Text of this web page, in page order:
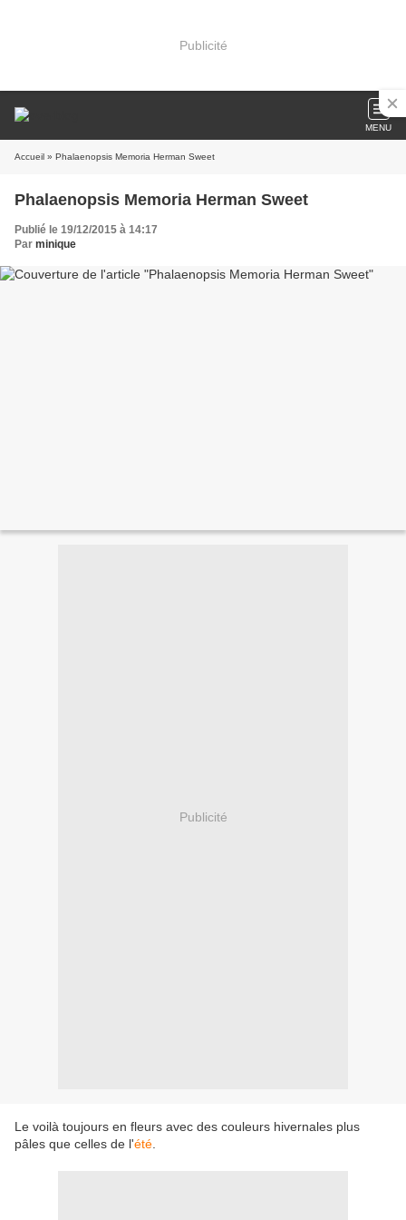
Publicité
MENU
Accueil » Phalaenopsis Memoria Herman Sweet
Phalaenopsis Memoria Herman Sweet
Publié le 19/12/2015 à 14:17
Par minique
Publicité
Le voilà toujours en fleurs avec des couleurs hivernales plus
pâles que celles de l'été